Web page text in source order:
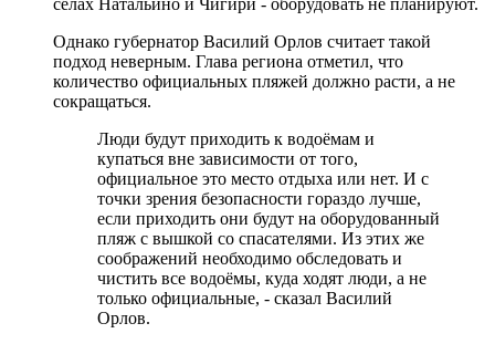
Однако губернатор Василий Орлов считает такой
подход неверным. Глава региона отметил, что
количество официальных пляжей должно расти, а не
сокращаться.
Люди будут приходить к водоёмам и
купаться вне зависимости от того,
официальное это место отдыха или нет. И с
точки зрения безопасности гораздо лучше,
если приходить они будут на оборудованный
пляж с вышкой со спасателями. Из этих же
соображений необходимо обследовать и
чистить все водоёмы, куда ходят люди, а не
только официальные, - сказал Василий
Орлов.